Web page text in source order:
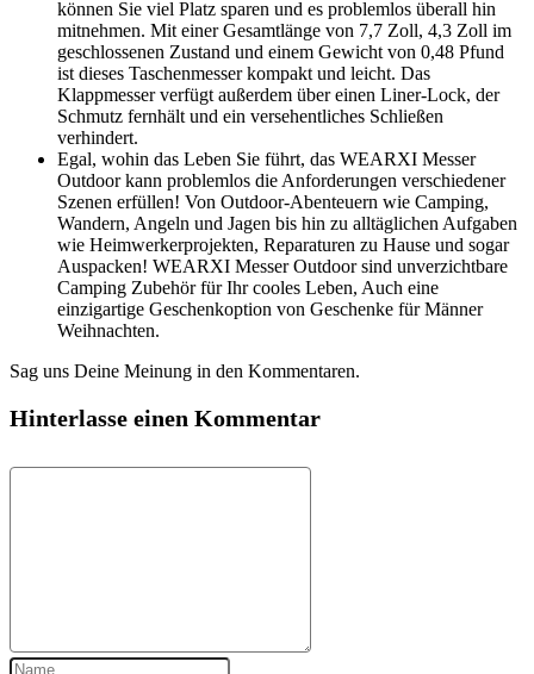
können Sie viel Platz sparen und es problemlos überall hin
mitnehmen. Mit einer Gesamtlänge von 7,7 Zoll, 4,3 Zoll im
geschlossenen Zustand und einem Gewicht von 0,48 Pfund
ist dieses Taschenmesser kompakt und leicht. Das
Klappmesser verfügt außerdem über einen Liner-Lock, der
Schmutz fernhält und ein versehentliches Schließen
verhindert.
Egal, wohin das Leben Sie führt, das WEARXI Messer
Outdoor kann problemlos die Anforderungen verschiedener
Szenen erfüllen! Von Outdoor-Abenteuern wie Camping,
Wandern, Angeln und Jagen bis hin zu alltäglichen Aufgaben
wie Heimwerkerprojekten, Reparaturen zu Hause und sogar
Auspacken! WEARXI Messer Outdoor sind unverzichtbare
Camping Zubehör für Ihr cooles Leben, Auch eine
einzigartige Geschenkoption von Geschenke für Männer
Weihnachten.
Sag uns Deine Meinung in den Kommentaren.
Hinterlasse einen Kommentar